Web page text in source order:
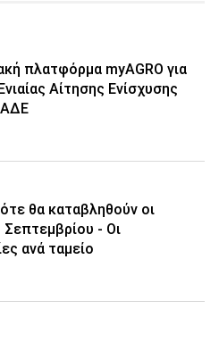
πλατφόρμα myAGRO για
Αίτησης Ενίσχυσης
θα καταβληθούν οι
Σεπτεμβρίου - Οι
ανά ταμείο